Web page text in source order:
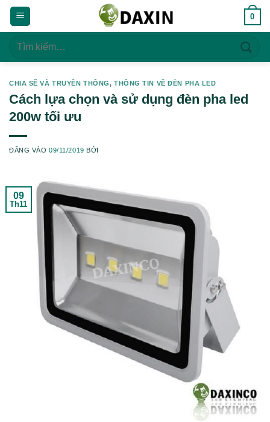
Bỏ
qua
dung
0
Tìm
CHIA SẼ VÀ TRUYỀN THÔNG,THÔNG TIN VỀ ĐÈN PHA LED
Cách lựa chọn và sử dụng đèn pha led
200w tối ưu
ĐĂNG VÀO09/11/2019 BỞI
09
Th11